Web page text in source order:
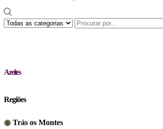
Search
input
Azeites
Regiões
◉ Trás os Montes